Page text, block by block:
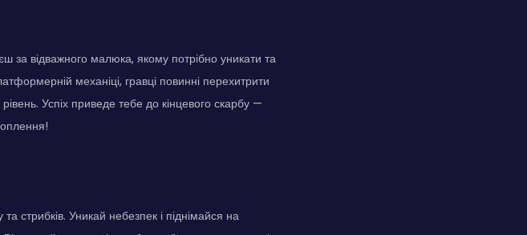
за відважного малюка, якому потрібно уникати та
механіці, гравці повинні перехитрити
Успіх приведе тебе до кінцевого скарбу —
стрибків. Уникай небезпек і піднімайся на